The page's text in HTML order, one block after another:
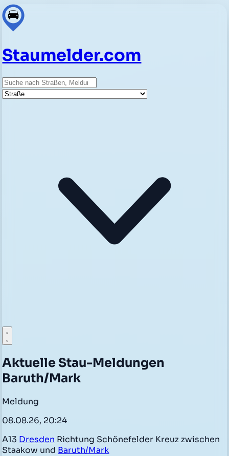
Staumelder.com
Suche
Straße
Aktuelle Stau-Meldungen
Baruth/Mark
Meldung
08.08.26, 20:24
A13 Dresden Richtung Schönefelder Kreuz zwischen
Staakow und Baruth/Mark